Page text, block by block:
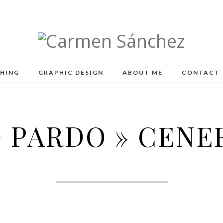
Sánchez
GRAPHIC DESIGN ABOUT ME CONTACT
PARDO »